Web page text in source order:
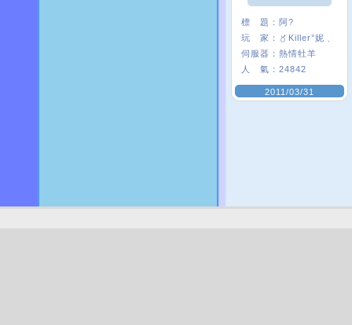
標 題： 阿?
玩 家：
〥Killer°妮﹑
伺服器： 熱情牡羊
人 氣： 24842
2011/03/31